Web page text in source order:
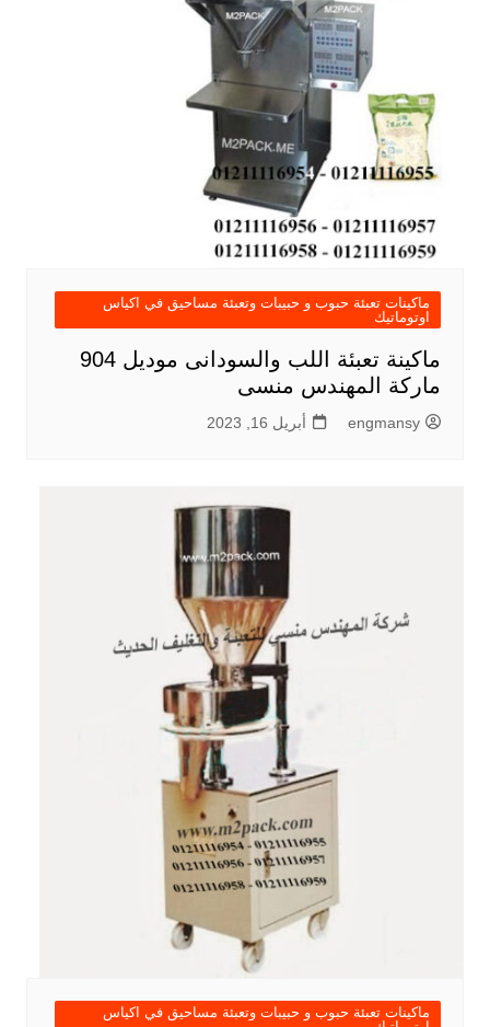
ماكينات تعبئة حبوب و حبيبات وتعبئة مساحيق في اكياس
اوتوماتيك
ماكينة تعبئة اللب والسودانى موديل 904
ماركة المهندس منسى
engmansy أبريل 16, 2023
ماكينات تعبئة حبوب و حبيبات وتعبئة مساحيق في اكياس